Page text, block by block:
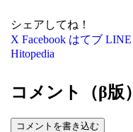
シェアしてね！
X Facebook はてブ LINE
Hitopedia
コメント（β版）
コメントを書き込む